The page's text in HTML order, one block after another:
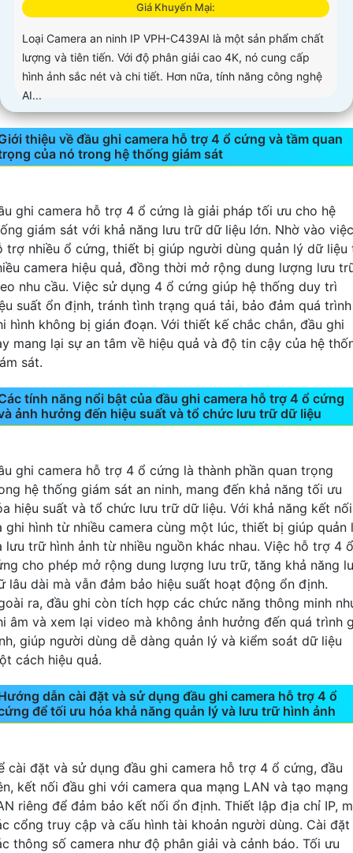
Giá Khuyến Mại:
Loại Camera an ninh IP VPH-C439AI là một sản phẩm chất
lượng và tiên tiến. Với độ phân giải cao 4K, nó cung cấp
hình ảnh sắc nét và chi tiết. Hơn nữa, tính năng công nghệ
AI...
thiệu về đầu ghi camera hỗ trợ 4 ổ cứng và tầm quan
của nó trong hệ thống giám sát
ghi camera hỗ trợ 4 ổ cứng là giải pháp tối ưu cho hệ
giám sát với khả năng lưu trữ dữ liệu lớn. Nhờ vào việc
trợ nhiều ổ cứng, thiết bị giúp người dùng quản lý dữ liệu
camera hiệu quả, đồng thời mở rộng dung lượng lưu
nhu cầu. Việc sử dụng 4 ổ cứng giúp hệ thống duy trì
suất ổn định, tránh tình trạng quá tải, bảo đảm quá trình
hình không bị gián đoạn. Với thiết kế chắc chắn, đầu ghi
mang lại sự an tâm về hiệu quả và độ tin cậy của hệ
sát.
tính năng nổi bật của đầu ghi camera hỗ trợ 4 ổ cứng
ảnh hưởng đến hiệu suất và tổ chức lưu trữ dữ liệu
ghi camera hỗ trợ 4 ổ cứng là thành phần quan trọng
hệ thống giám sát an ninh, mang đến khả năng tối ưu
hiệu suất và tổ chức lưu trữ dữ liệu. Với khả năng kết nối
ghi hình từ nhiều camera cùng một lúc, thiết bị giúp quản
lưu trữ hình ảnh từ nhiều nguồn khác nhau. Việc hỗ trợ 4 ổ
cho phép mở rộng dung lượng lưu trữ, tăng khả năng
lâu dài mà vẫn đảm bảo hiệu suất hoạt động ổn định.
ra, đầu ghi còn tích hợp các chức năng thông minh
âm và xem lại video mà không ảnh hưởng đến quá trình
giúp người dùng dễ dàng quản lý và kiểm soát dữ liệu
cách hiệu quả.
dẫn cài đặt và sử dụng đầu ghi camera hỗ trợ 4 ổ
để tối ưu hóa khả năng quản lý và lưu trữ hình ảnh
cài đặt và sử dụng đầu ghi camera hỗ trợ 4 ổ cứng, đầu
kết nối đầu ghi với camera qua mạng LAN và tạo mạng
riêng để đảm bảo kết nối ổn định. Thiết lập địa chỉ IP,
cổng truy cập và cấu hình tài khoản người dùng. Cài đặt
thông số camera như độ phân giải và cảnh báo. Tối ưu